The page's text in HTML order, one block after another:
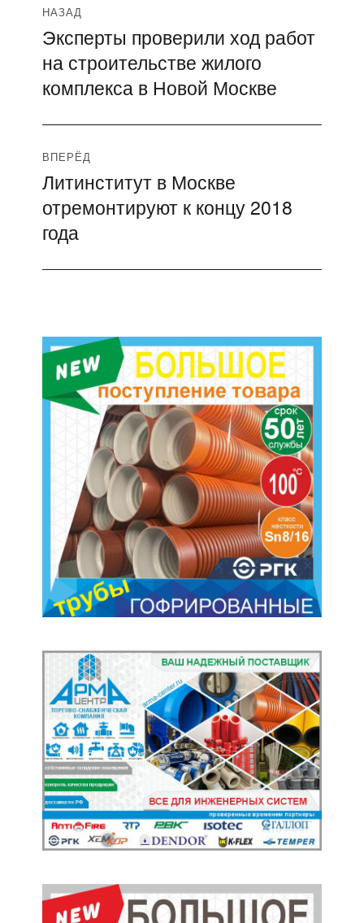
Навигация
по
записям
НАЗАД
Предыдущая
запись:
Эксперты проверили ход работ
на строительстве жилого
комплекса в Новой Москве
ВПЕРЁД
Следующая
запись:
Литинститут в Москве
отремонтируют к концу 2018
года